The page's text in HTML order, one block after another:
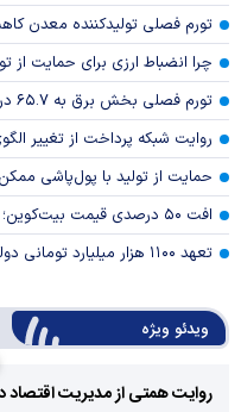
تورم فصلی تولیدکننده معدن
چرا انضباط ارزی برای حمایت از
تورم فصلی بخش برق به ۶۵.۷ درصد رسید
روایت شبکه پرداخت از تغییر
حمایت از تولید با پول‌پاشی
افت ۵۰ درصدی قیمت بیت‌کوین؛ فرصت خرید یا آغاز دوره نزولی؟
تعهد ۱۱۰۰ هزار میلیارد تومانی دولت برای تامین کالابرگ
ویدئو ویژه
روایت همتی از مدیریت